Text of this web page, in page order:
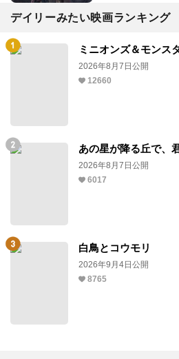
デイリーみたい映画ランキング
ミニオンズ＆モンス
2026年8月7日公開
12660
あの星が降る丘で、
2026年8月7日公開
6017
白鳥とコウモリ
2026年9月4日公開
8765